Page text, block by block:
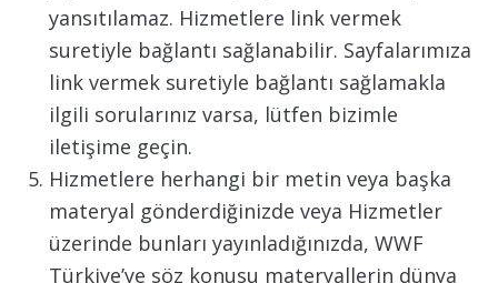
yansıtılamaz. Hizmetlere link vermek
suretiyle bağlantı sağlanabilir. Sayfalarımıza
link vermek suretiyle bağlantı sağlamakla
ilgili sorularınız varsa, lütfen bizimle
iletişime geçin.
Hizmetlere herhangi bir metin veya başka
materyal gönderdiğinizde veya Hizmetler
üzerinde bunları yayınladığınızda, WWF
Türkiye’ye söz konusu materyallerin dünya